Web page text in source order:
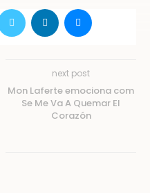
next post
Mon Laferte emociona com
Se Me Va A Quemar El
Corazón